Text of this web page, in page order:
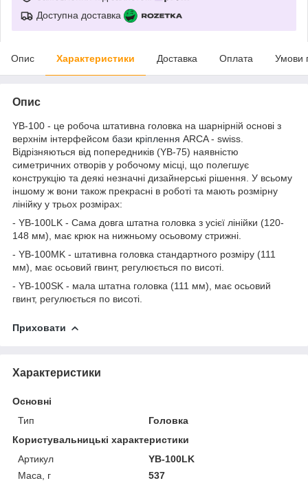
Доступна доставка
Опис Характеристики Доставка Оплата Умови
Опис
YB-100 - це робоча штативна головка на шарнірній основі з
верхнім інтерфейсом бази кріплення ARCA - swiss.
Відрізняються від попередників (YB-75) наявністю
симетричних отворів у робочому місці, що полегшує
конструкцію та деякі незначні дизайнерські рішення. У всьому
іншому ж вони також прекрасні в роботі та мають розмірну
лінійку у трьох розмірах:
- YB-100LK - Сама довга штатна головка з усієї лінійки (120-
148 мм), має крюк на нижньому осьовому стрижні.
- YB-100MK - штативна головка стандартного розміру (111
мм), має осьовий гвинт, регулюється по висоті.
- YB-100SK - мала штатна головка (111 мм), має осьовий
гвинт, регулюється по висоті.
Приховати
Характеристики
Основні
Тип
Головка
Користувальницькі характеристики
Артикул
YB-100LK
Маса, г
537